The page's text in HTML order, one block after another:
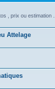
, prix ou estimation ...
Attelage